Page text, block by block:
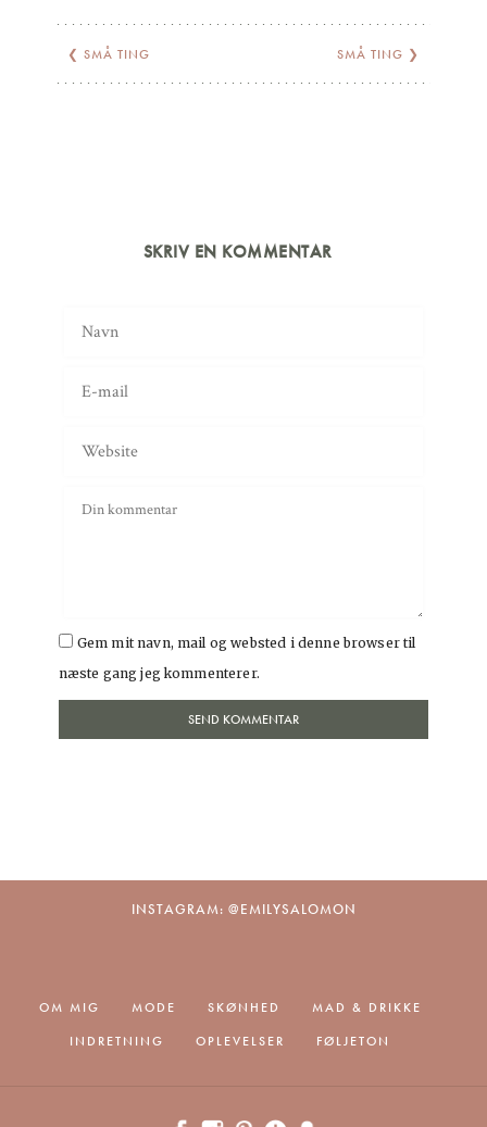
❮ SMÅ TING SMÅ TING ❯
SKRIV EN KOMMENTAR
Gem mit navn, mail og websted i denne browser til
næste gang jeg kommenterer.
INSTAGRAM: @EMILYSALOMON
OM MIG MODE SKØNHED
MAD & DRIKKE
INDRETNING
OPLEVELSER FØLJETON